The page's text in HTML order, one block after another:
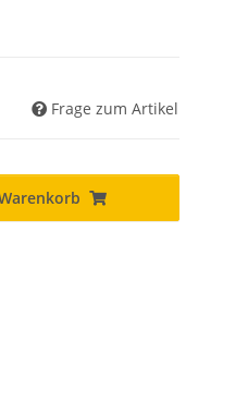
Frage zum Artikel